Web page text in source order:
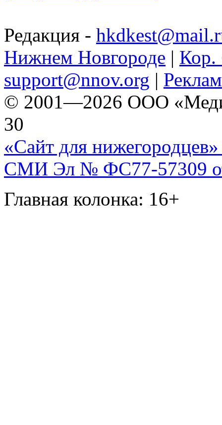
Редакция -
Нижнем Новгороде | Кор.
support@nnov.org |
© 2001—2026 ООО
30
«Сайт для нижегородцев»
СМИ Эл № ФС77-57309
Главная колонка: 16+